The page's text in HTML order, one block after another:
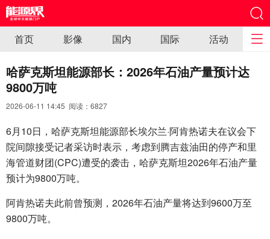
首页 影像 国内 国际 活动
哈萨克斯坦能源部长：2026年石油产量预计达
9800万吨
2026-06-11 14:45 阅读： 6827
6月10日，哈萨克斯坦能源部长埃尔兰·阿肯热诺夫在议会下
院间隙接受记者采访时表示，考虑到腾吉兹油田的停产和里
海管道财团(CPC)遭受的袭击，哈萨克斯坦2026年石油产量
预计为9800万吨。
阿肯热诺夫此前曾预测，2026年石油产量将达到9600万至
9800万吨。